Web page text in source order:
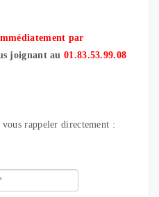
par
joignant au01.83.53.99.08
rappeler directement :